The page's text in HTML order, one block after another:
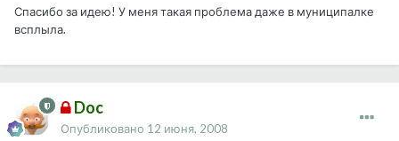
Спасибо за идею! У меня такая проблема даже в муниципалке
всплыла.
Doc
Опубликовано 12 июня, 2008